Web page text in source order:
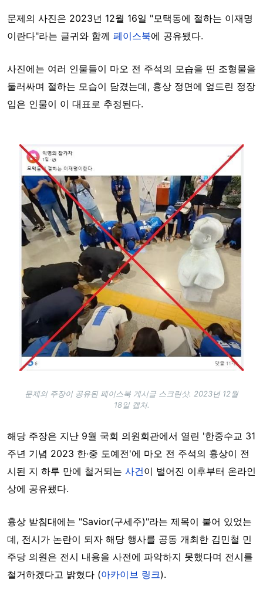
문제의 사진은 2023년 12월 16일 "모택동에 절하는 이재명
이란다"라는 글귀와 함께 페이스북에 공유됐다.
사진에는 여러 인물들이 마오 전 주석의 모습을 띤 조형물을
둘러싸며 절하는 모습이 담겼는데, 흉상 정면에 엎드린 정장
입은 인물이 이 대표로 추정된다.
Image
문제의 주장이 공유된 페이스북 게시글 스크린샷. 2023년 12월
18일 캡처.
해당 주장은 지난 9월 국회 의원회관에서 열린 '한중수교 31
주년 기념 2023 한·중 도예전'에 마오 전 주석의 흉상이 전
시된 지 하루 만에 철거되는 사건이 벌어진 이후부터 온라인
상에 공유됐다.
흉상 받침대에는 "Savior(구세주)"라는 제목이 붙어 있었는
데, 전시가 논란이 되자 해당 행사를 공동 개최한 김민철 민
주당 의원은 전시 내용을 사전에 파악하지 못했다며 전시를
철거하겠다고 밝혔다 (아카이브 링크).